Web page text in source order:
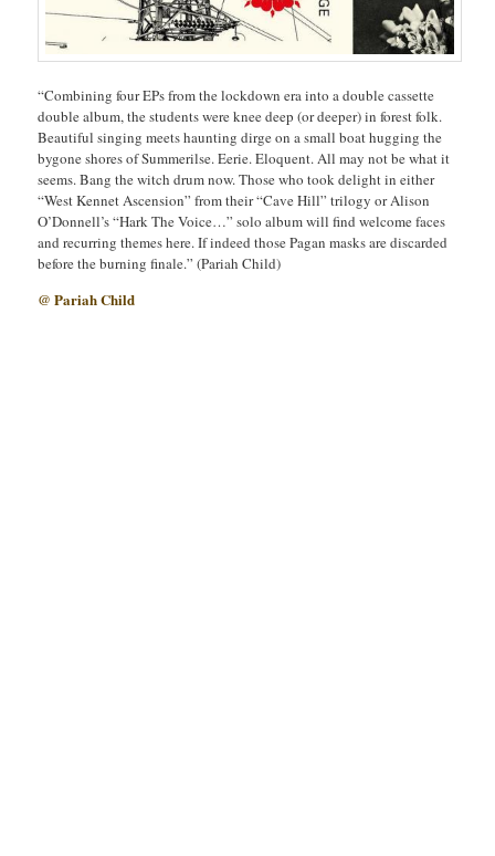
“Combining four EPs from the lockdown era into a double cassette
double album, the students were knee deep (or deeper) in forest folk.
Beautiful singing meets haunting dirge on a small boat hugging the
bygone shores of Summerilse. Eerie. Eloquent. All may not be what it
seems. Bang the witch drum now. Those who took delight in either
“West Kennet Ascension” from their “Cave Hill” trilogy or Alison
O’Donnell’s “Hark The Voice…” solo album will find welcome faces
and recurring themes here. If indeed those Pagan masks are discarded
before the burning finale.” (Pariah Child)
@ Pariah Child